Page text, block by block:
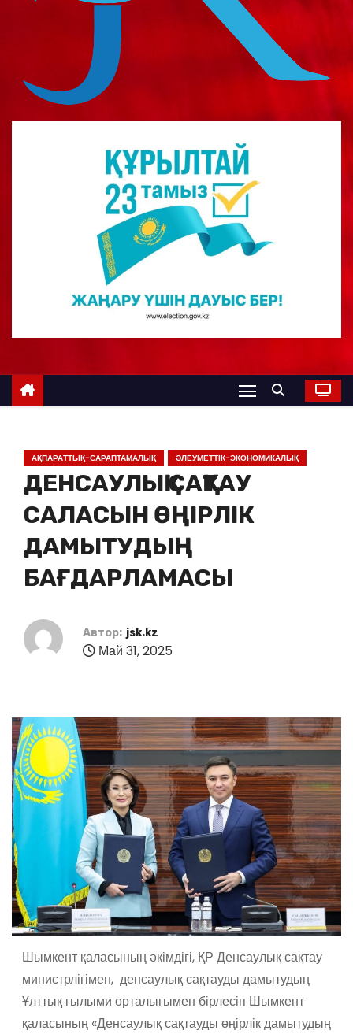
АҚПАРАТТЫҚ-САРАПТАМАЛЫҚ ӘЛЕУМЕТТІК-ЭКОНОМИКАЛЫҚ
ДЕНСАУЛЫҚ САҚТАУ
САЛАСЫН ӨҢІРЛІК
ДАМЫТУДЫҢ
БАҒДАРЛАМАСЫ
Автор: jsk.kz
Май 31, 2025
Шымкент қаласының әкімдігі, ҚР Денсаулық сақтау
министрлігімен, денсаулық сақтауды дамытудың
Ұлттық ғылыми орталығымен бірлесіп Шымкент
қаласының «Денсаулық сақтауды өңірлік дамытудың